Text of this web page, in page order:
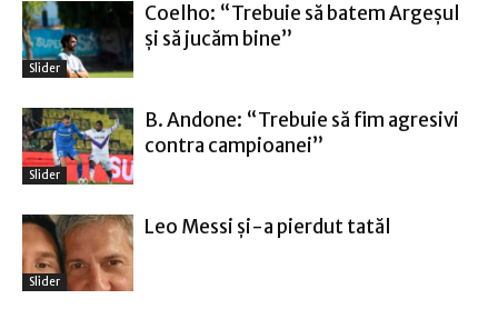
Slider
Coelho: “Trebuie să batem Argeşul
şi să jucăm bine”
Slider
B. Andone: “Trebuie să fim agresivi
contra campioanei”
Slider
Leo Messi şi-a pierdut tatăl